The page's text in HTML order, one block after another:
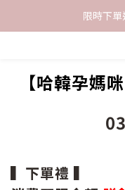
限時下
限時下
加
限時下單
【哈韓孕媽咪
▍下單禮 ▍